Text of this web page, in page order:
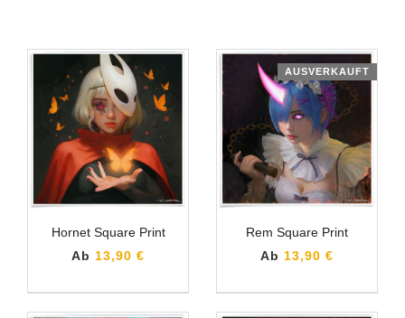
Hornet Square Print
Ab 13,90 €
AUSVERKAUFT
Rem Square Print
Ab 13,90 €